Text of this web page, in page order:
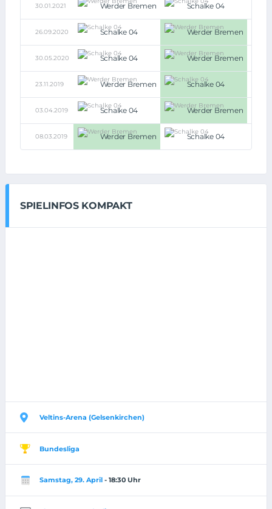
30.01.2021 Werder Bremen Schalke 04
26.09.2020 Schalke 04 Werder Bremen
30.05.2020 Schalke 04 Werder Bremen
23.11.2019 Werder Bremen Schalke 04
03.04.2019 Schalke 04 Werder Bremen
08.03.2019 Werder Bremen Schalke 04
SPIELINFOS KOMPAKT
Veltins-Arena (Gelsenkirchen)
Bundesliga
Samstag, 29. April - 18:30 Uhr